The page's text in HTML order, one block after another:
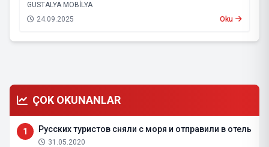
GUSTALYA MOBİLYA
24.09.2025
Oku
ÇOK OKUNANLAR
1 Русских туристов сняли с моря и отправили в отель
31.05.2020